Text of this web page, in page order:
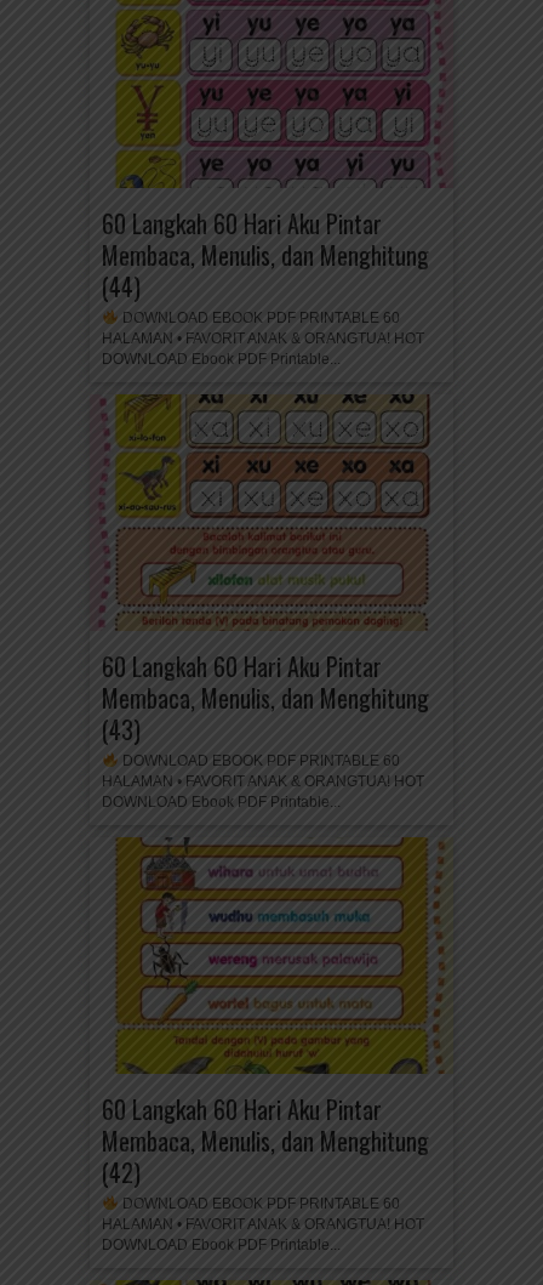
60 Langkah 60 Hari Aku Pintar
Membaca, Menulis, dan Menghitung
(44)
DOWNLOAD EBOOK PDF PRINTABLE 60
HALAMAN • FAVORIT ANAK & ORANGTUA! HOT
DOWNLOAD Ebook PDF Printable...
60 Langkah 60 Hari Aku Pintar
Membaca, Menulis, dan Menghitung
(43)
DOWNLOAD EBOOK PDF PRINTABLE 60
HALAMAN • FAVORIT ANAK & ORANGTUA! HOT
DOWNLOAD Ebook PDF Printable...
60 Langkah 60 Hari Aku Pintar
Membaca, Menulis, dan Menghitung
(42)
DOWNLOAD EBOOK PDF PRINTABLE 60
HALAMAN • FAVORIT ANAK & ORANGTUA! HOT
DOWNLOAD Ebook PDF Printable...